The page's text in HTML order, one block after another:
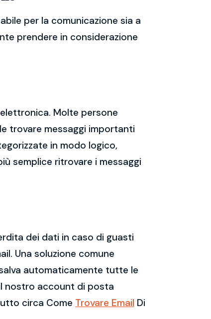
per la comunicazione sia a
prendere in considerazione
Molte persone
trovare messaggi importanti
in modo logico,
semplice ritrovare i messaggi
dei dati in caso di guasti
Una soluzione comune
automaticamente tutte le
nostro account di posta
circa Come Trovare Email Di